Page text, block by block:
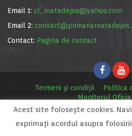
Email 1: cl_roatadejos@yahoo.com
Email 2:
Contact: Pagina de contact
Termeni și condiții
Politica
Monitorul
© Primăria Roata de Jos, 2020. Site
Acest site foloseşte cookies.
exprimaţi acordul asupra